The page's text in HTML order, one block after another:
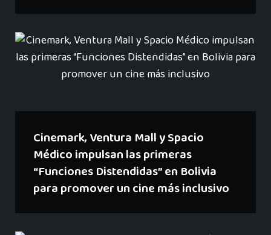
Cinemark, Ventura Mall y Spacio
Médico impulsan las primeras
“Funciones Distendidas” en Bolivia
para promover un cine más inclusivo